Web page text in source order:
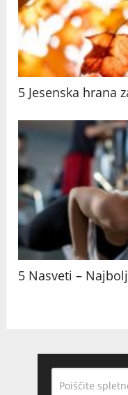
5 Jesenska hrana
5 Nasveti –